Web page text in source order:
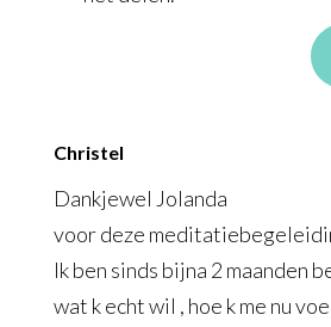
Christel
Dankjewel Jolanda
voor deze
Ik ben sinds bijna 2 maanden
wat k echt wil , hoe k me nu